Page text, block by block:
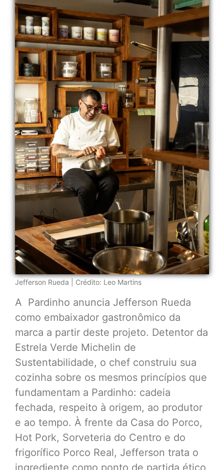
Jefferson Rueda | Crédito: Leo Martins
A Pardinho anuncia Jefferson Rueda
como embaixador gastronômico da
marca a partir deste projeto. Detentor da
Estrela Verde Michelin de
Sustentabilidade, o chef construiu sua
cozinha sobre os mesmos princípios que
fundamentam a Pardinho: cadeia
fechada, respeito à origem, ao produtor
e ao tempo. À frente da Casa do Porco,
Hot Pork, Sorveteria do Centro e do
frigorífico Porco Real, Jefferson trata o
ingrediente como ponto de partida ético,